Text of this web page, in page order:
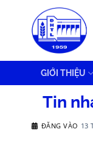
GIỚI THIỆU
Tin
ĐĂNG VÀO 13